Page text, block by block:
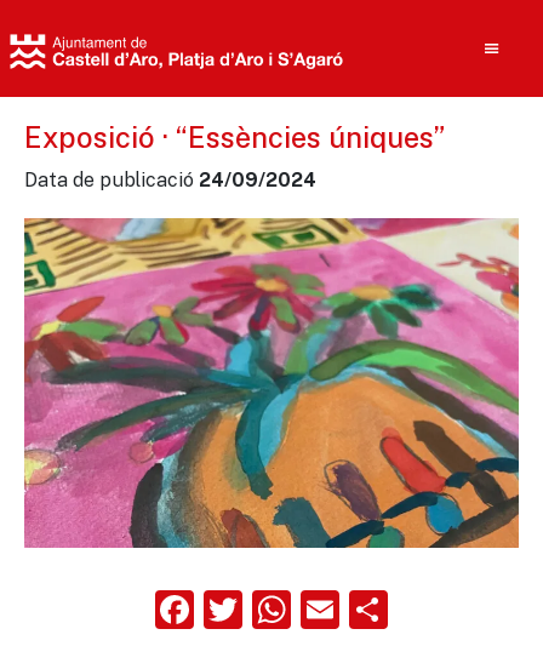
Exposició · “Essències úniques”
Data de publicació 24/09/2024
Facebook
Twitter
WhatsApp
Email